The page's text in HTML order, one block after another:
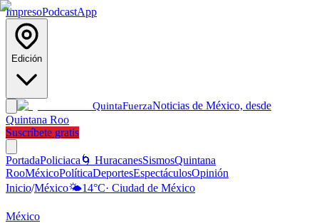
ImpresoPodcastApp
Edición
QuintaFuerzaNoticias de México, desde
Quintana Roo
Suscríbete gratis
PortadaPoliciaca 🌀 HuracanesSismosQuintana
RooMéxicoPolíticaDeportesEspectáculosOpinión
Inicio/México🌤️14°C· Ciudad de México
México